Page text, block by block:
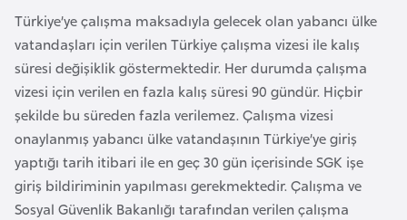
Türkiye’ye çalışma maksadıyla gelecek olan yabancı ülke
vatandaşları için verilen Türkiye çalışma vizesi ile kalış
süresi değişiklik göstermektedir. Her durumda çalışma
vizesi için verilen en fazla kalış süresi 90 gündür. Hiçbir
şekilde bu süreden fazla verilemez. Çalışma vizesi
onaylanmış yabancı ülke vatandaşının Türkiye’ye giriş
yaptığı tarih itibari ile en geç 30 gün içerisinde SGK işe
giriş bildiriminin yapılması gerekmektedir. Çalışma ve
Sosyal Güvenlik Bakanlığı tarafından verilen çalışma
i
B
e
n
i